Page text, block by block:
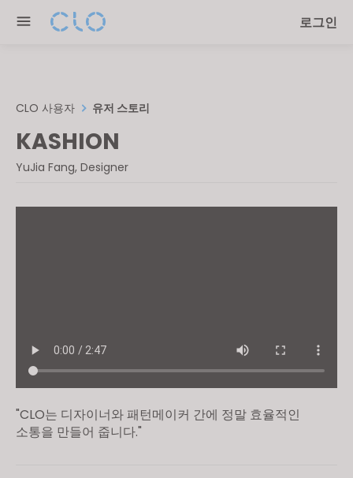
note:
system.
로그인
CLO 사용자 유저 스토리
KASHION
YuJia Fang, Designer
"CLO는 디자이너와 패턴메이커 간에 정말 효율적인
소통을 만들어 줍니다."